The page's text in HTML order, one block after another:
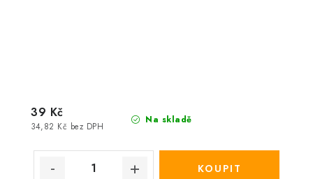
Na skladě
34,82 Kč bez DPH
39 Kč